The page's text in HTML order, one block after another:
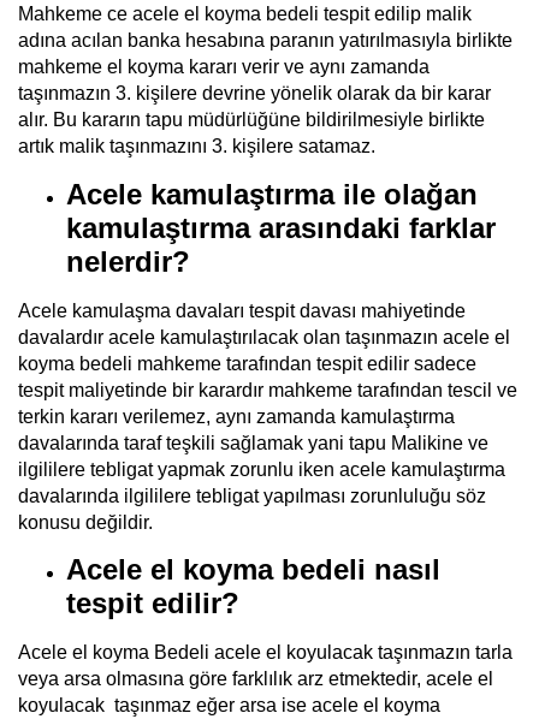
Mahkeme ce acele el koyma bedeli tespit edilip malik
adına acılan banka hesabına paranın yatırılmasıyla birlikte
mahkeme el koyma kararı verir ve aynı zamanda
taşınmazın 3. kişilere devrine yönelik olarak da bir karar
alır. Bu kararın tapu müdürlüğüne bildirilmesiyle birlikte
artık malik taşınmazını 3. kişilere satamaz.
Acele kamulaştırma ile olağan
kamulaştırma arasındaki farklar
nelerdir?
Acele kamulaşma davaları tespit davası mahiyetinde
davalardır acele kamulaştırılacak olan taşınmazın acele el
koyma bedeli mahkeme tarafından tespit edilir sadece
tespit maliyetinde bir karardır mahkeme tarafından tescil ve
terkin kararı verilemez, aynı zamanda kamulaştırma
davalarında taraf teşkili sağlamak yani tapu Malikine ve
ilgililere tebligat yapmak zorunlu iken acele kamulaştırma
davalarında ilgililere tebligat yapılması zorunluluğu söz
konusu değildir.
Acele el koyma bedeli nasıl
tespit edilir?
Acele el koyma Bedeli acele el koyulacak taşınmazın tarla
veya arsa olmasına göre farklılık arz etmektedir, acele el
koyulacak taşınmaz eğer arsa ise acele el koyma